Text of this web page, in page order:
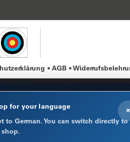
AGB
×
for your language
to German. You can switch directly to
shop.